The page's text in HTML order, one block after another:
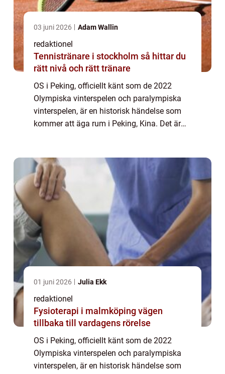
03 juni 2026 Adam Wallin
redaktionel
Tennistränare i stockholm så hittar du
rätt nivå och rätt tränare
OS i Peking, officiellt känt som de 2022
Olympiska vinterspelen och paralympiska
vinterspelen, är en historisk händelse som
kommer att äga rum i Peking, Kina. Det är
u...
01 juni 2026 Julia Ekk
redaktionel
Fysioterapi i malmköping vägen
tillbaka till vardagens rörelse
OS i Peking, officiellt känt som de 2022
Olympiska vinterspelen och paralympiska
vinterspelen, är en historisk händelse som